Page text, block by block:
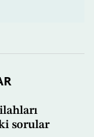
sorular